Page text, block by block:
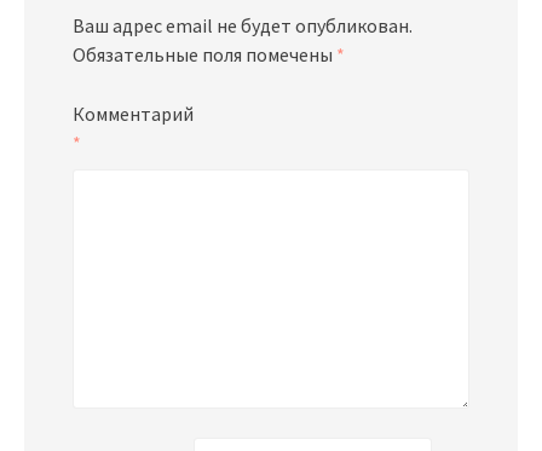
Ваш адрес email не будет опубликован.
Обязательные поля помечены *
Комментарий
*